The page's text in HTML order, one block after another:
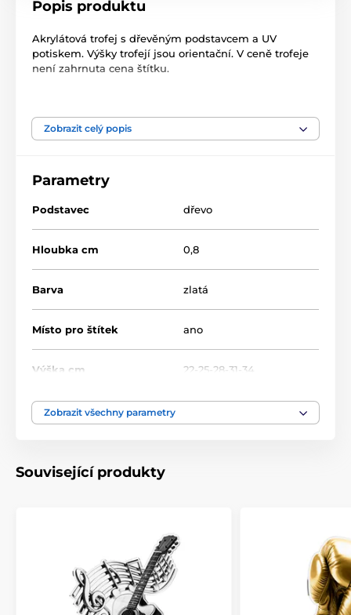
Popis produktu
Akrylátová trofej s dřevěným podstavcem a UV
potiskem. Výšky trofejí jsou orientační. V ceně trofeje
není zahrnuta cena štítku.
Produkt je zařazen v kategoriích
TLR2023
Zobrazit celý popis
Parametry
Podstavec dřevo
Hloubka cm 0,8
Barva zlatá
Místo pro štítek ano
Výška cm 22-25-28-31-34
Motiv
Zobrazit všechny parametry
Související produkty